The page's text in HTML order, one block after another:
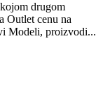
drugom
Outlet cenu na
Modeli, proizvodi...